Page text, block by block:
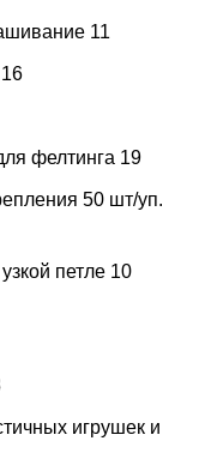
11
16
фелтинга 19
50 шт/уп.
петле 10
игрушек и